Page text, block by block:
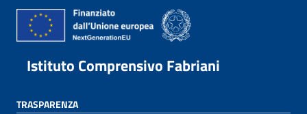
Istituto Comprensivo Fabriani
TRASPARENZA